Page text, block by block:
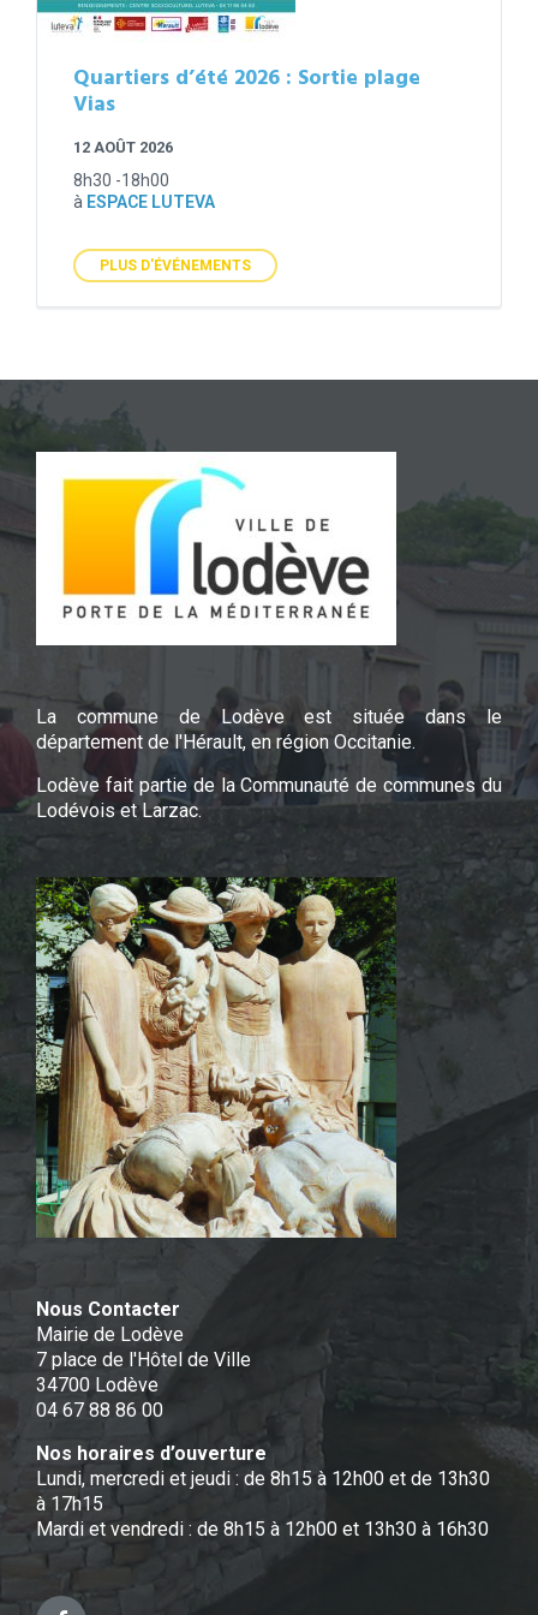
Quartiers d’été 2026 : Sortie plage
Vias
12 AOÛT 2026
8h30 -18h00
à ESPACE LUTEVA
PLUS D'ÉVÉNEMENTS
La commune de Lodève est située dans le
département de l'Hérault, en région Occitanie.
Lodève fait partie de la Communauté de communes du
Lodévois et Larzac.
Nous Contacter
Mairie de Lodève
7 place de l'Hôtel de Ville
34700 Lodève
04 67 88 86 00
Nos horaires d’ouverture
Lundi, mercredi et jeudi : de 8h15 à 12h00 et de 13h30
à 17h15
Mardi et vendredi : de 8h15 à 12h00 et 13h30 à 16h30